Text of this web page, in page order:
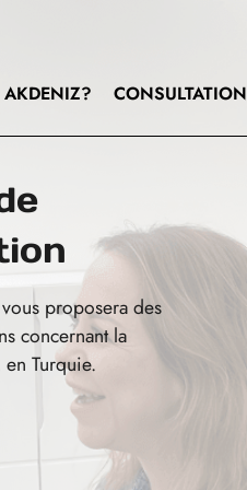
CONSULTATION
proposera des
concernant la
Turquie.